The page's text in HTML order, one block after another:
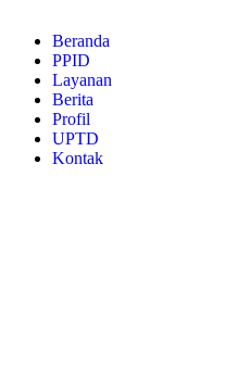
Beranda
PPID
Layanan
Berita
Profil
UPTD
Kontak